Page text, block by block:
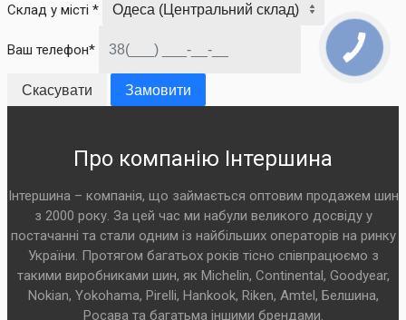
Склад у місті *
Ваш телефон*
Скасувати Замовити
Про компанію Інтершина
Інтершина – компанія, що займається оптовим продажем шин
з 2000 року. За цей час ми набули великого досвіду у
постачанні та стали одним із найбільших операторів на ринку
України. Протягом багатьох років тісно співпрацюємо з
такими виробниками шин, як Michelin, Continental, Goodyear,
Nokian, Yokohama, Pirelli, Hankook, Riken, Amtel, Белшина,
Росава та багатьма іншими брендами.